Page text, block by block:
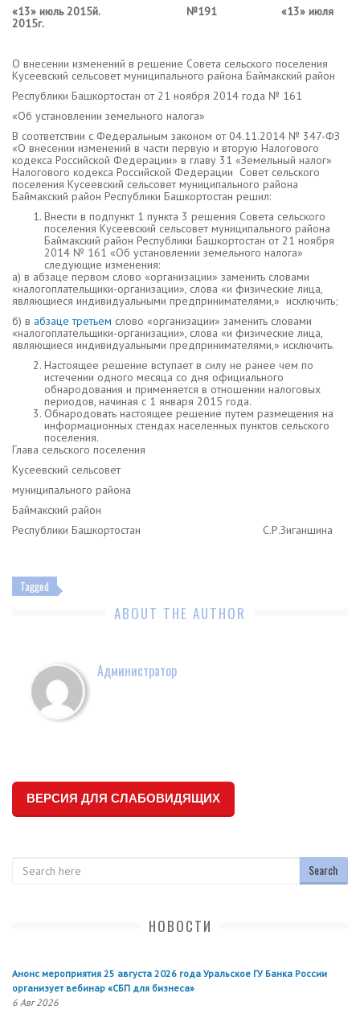
«13» июль 2015й. №191 «13» июля
2015г.
О внесении изменений в решение Совета сельского поселения
Кусеевский сельсовет муниципального района Баймакский район
Республики Башкортостан от 21 ноября 2014 года № 161
«Об установлении земельного налога»
В соответствии с Федеральным законом от 04.11.2014 № 347-ФЗ
«О внесении изменений в части первую и вторую Налогового
кодекса Российской Федерации» в главу 31 «Земельный налог»
Налогового кодекса Российской Федерации Совет сельского
поселения Кусеевский сельсовет муниципального района
Баймакский район Республики Башкортостан решил:
Внести в подпункт 1 пункта 3 решения Совета сельского
поселения Кусеевский сельсовет муниципального района
Баймакский район Республики Башкортостан от 21 ноября
2014 № 161 «Об установлении земельного налога»
следующие изменения:
а) в абзаце первом слово «организации» заменить словами
«налогоплательщики-организации», слова «и физические лица,
являющиеся индивидуальными предпринимателями,» исключить;
б) в абзаце третьем слово «организации» заменить словами
«налогоплательщики-организации», слова «и физические лица,
являющиеся индивидуальными предпринимателями,» исключить.
Настоящее решение вступает в силу не ранее чем по
истечении одного месяца со дня официального
обнародования и применяется в отношении налоговых
периодов, начиная с 1 января 2015 года.
Обнародовать настоящее решение путем размещения на
информационных стендах населенных пунктов сельского
поселения.
Глава сельского поселения
Кусеевский сельсовет
муниципального района
Баймакский район
Республики Башкортостан С.Р.Зиганшина
Tagged
ABOUT THE AUTHOR
Администратор
ВЕРСИЯ ДЛЯ СЛАБОВИДЯЩИХ
НОВОСТИ
Анонс мероприятия 25 августа 2026 года Уральское ГУ Банка России
организует вебинар «СБП для бизнеса»
6 Авг 2026